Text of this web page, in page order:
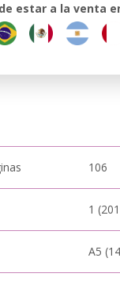
estar a la venta
106
1
A5